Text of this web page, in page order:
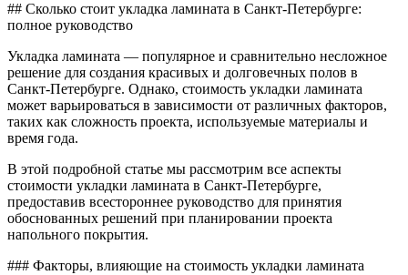
в
## Сколько стоит укладка ламината в Санкт-Петербурге:
полное руководство
Укладка ламината — популярное и сравнительно несложное
решение для создания красивых и долговечных полов в
Санкт-Петербурге. Однако, стоимость укладки ламината
может варьироваться в зависимости от различных факторов,
таких как сложность проекта, используемые материалы и
время года.
В этой подробной статье мы рассмотрим все аспекты
стоимости укладки ламината в Санкт-Петербурге,
предоставив всестороннее руководство для принятия
обоснованных решений при планировании проекта
напольного покрытия.
### Факторы, влияющие на стоимость укладки ламината